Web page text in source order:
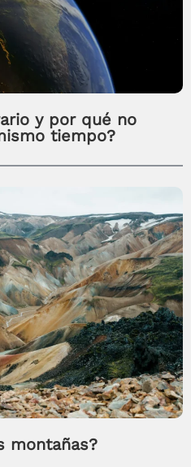
y por qué no
tiempo?
montañas?